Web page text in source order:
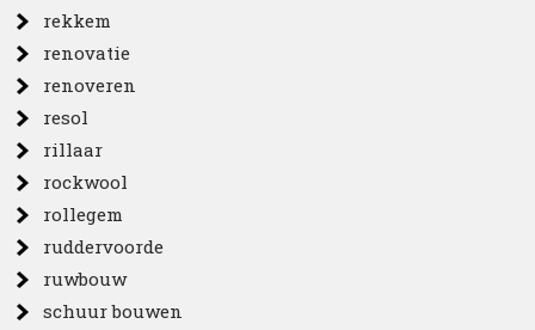
rekkem
renovatie
renoveren
resol
rillaar
rockwool
rollegem
ruddervoorde
ruwbouw
schuur bouwen